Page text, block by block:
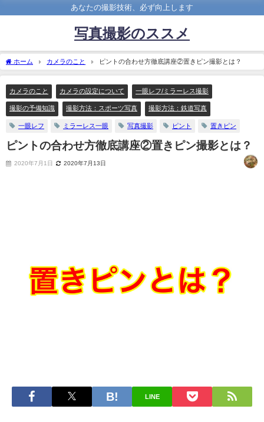
あなたの撮影技術、必ず向上します
写真撮影のススメ
ホーム カメラのこと ピントの合わせ方徹底講座②置きピン撮影とは？
カメラのこと カメラの設定について 一眼レフ/ミラーレス撮影
撮影の予備知識 撮影方法：スポーツ写真 撮影方法：鉄道写真
一眼レフ ミラーレス一眼 写真撮影 ピント 置きピン
ピントの合わせ方徹底講座②置きピン撮影とは？
2020年7月1日 2020年7月13日
LINE